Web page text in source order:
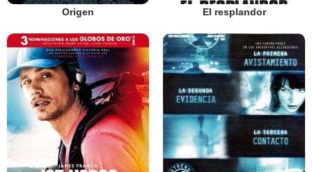
Origen El resplandor